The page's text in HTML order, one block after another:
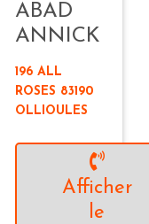
ABAD
ANNICK
196 ALL
ROSES 83190
OLLIOULES
Afficher
le